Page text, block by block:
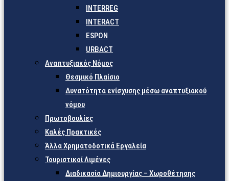
INTERREG
INTERACT
ESPON
URBACT
Αναπτυξιακός Νόμος
Θεσμικό Πλαίσιο
Δυνατότητα ενίσχυσης μέσω αναπτυξιακού
νόμου
Πρωτοβουλίες
Καλές Πρακτικές
Άλλα Χρηματοδοτικά Εργαλεία
Τουριστικοί Λιμένες
Διαδικασία Δημιουργίας – Χωροθέτησης